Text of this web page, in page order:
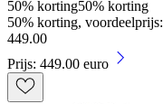
50% korting50% korting
50% korting,
449.00
Prijs: 449.00 euro